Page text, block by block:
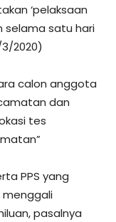
‘pelaksaan
selama satu hari
2020)
calon anggota
dan
tes
PPS yang
menggali
pasalnya